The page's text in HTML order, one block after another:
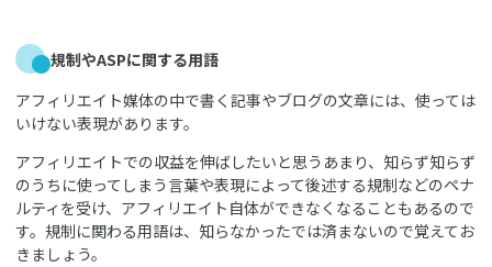
規制やASPに関する用語
アフィリエイト媒体の中で書く記事やブログの文章には、使っては
いけない表現があります。
アフィリエイトでの収益を伸ばしたいと思うあまり、知らず知らず
のうちに使ってしまう言葉や表現によって後述する規制などのペナ
ルティを受け、アフィリエイト自体ができなくなることもあるので
す。規制に関わる用語は、知らなかったでは済まないので覚えてお
きましょう。